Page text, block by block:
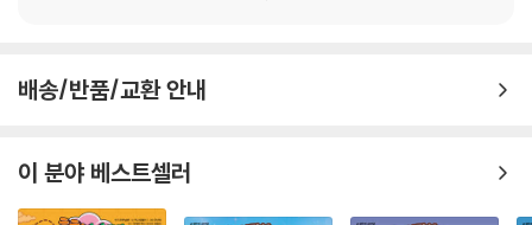
넷 등 다양한 배경 지식을 만날 수 있습니다. 인물의 이야기를 따라가며 자
어린이 진로 탐색 코너는 자기 이해와 직업 세계 이해, 진로 설계 등 진로
탐색 단계별 활동을 담았습니다. 컴퓨터와 다양한 시스템을 통해 하드웨어
배송/반품/교환 안내
이 분야 베스트셀러